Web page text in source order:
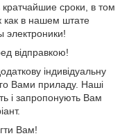
сроки, в том
как в нашем штате
электроники!
відправкою!
індивідуальну
Вами приладу. Наші
і запропонують Вам
Вам!